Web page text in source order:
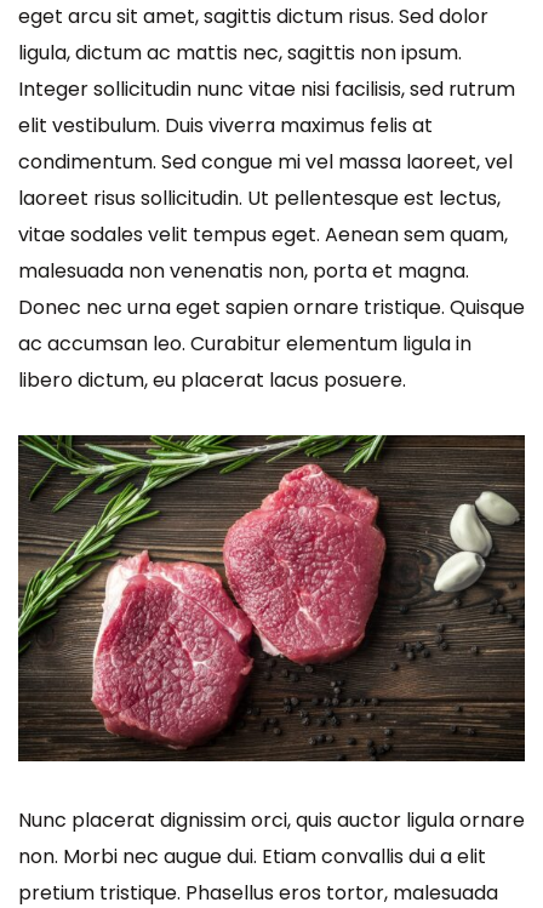
eget arcu sit amet, sagittis dictum risus. Sed dolor
ligula, dictum ac mattis nec, sagittis non ipsum.
Integer sollicitudin nunc vitae nisi facilisis, sed rutrum
elit vestibulum. Duis viverra maximus felis at
condimentum. Sed congue mi vel massa laoreet, vel
laoreet risus sollicitudin. Ut pellentesque est lectus,
vitae sodales velit tempus eget. Aenean sem quam,
malesuada non venenatis non, porta et magna.
Donec nec urna eget sapien ornare tristique. Quisque
ac accumsan leo. Curabitur elementum ligula in
libero dictum, eu placerat lacus posuere.
Nunc placerat dignissim orci, quis auctor ligula ornare
non. Morbi nec augue dui. Etiam convallis dui a elit
pretium tristique. Phasellus eros tortor, malesuada